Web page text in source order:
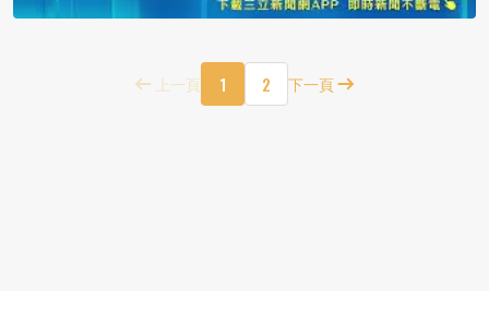
上一頁 1 2 下一頁